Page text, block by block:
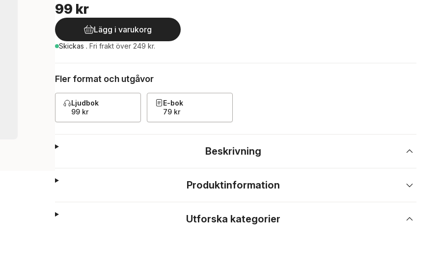
99 kr
Lägg i varukorg
Skickas . Fri frakt över 249 kr.
Fler format och utgåvor
Ljudbok
99 kr
E-bok
79 kr
Beskrivning
Produktinformation
Utforska kategorier